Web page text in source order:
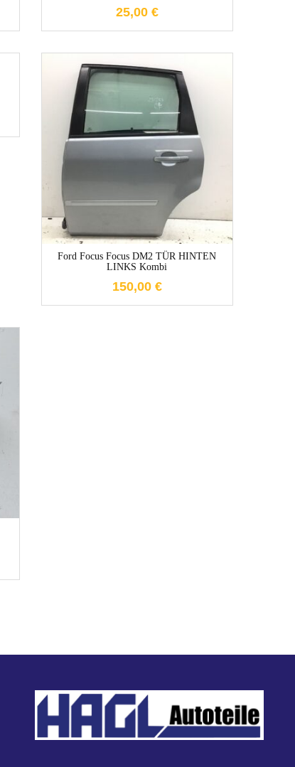
25,00 €
Ford Focus Focus DM2 TÜR HINTEN
LINKS Kombi
150,00 €
1-3 Werktage